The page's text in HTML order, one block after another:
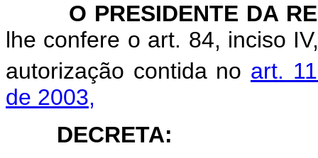
O PRESIDENTE DA
lhe confere o art. 84, inciso
autorização contida no art.
de 2003,
DECRETA: